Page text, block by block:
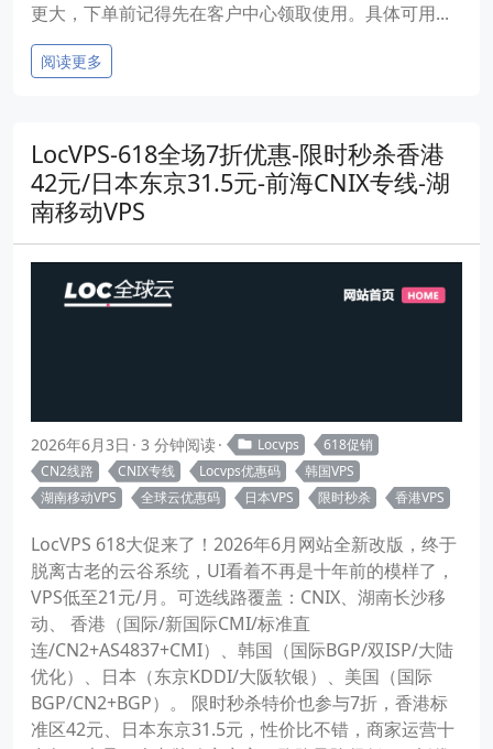
更大，下单前记得先在客户中心领取使用。具体可用...
阅读更多
LocVPS-618全场7折优惠-限时秒杀香港
42元/日本东京31.5元-前海CNIX专线-湖
南移动VPS
2026年6月3日 3 分钟阅读 Locvps
618促销
CN2线路
CNIX专线 Locvps优惠码
韩国VPS
湖南移动VPS
全球云优惠码 日本VPS 限时秒杀 香港VPS
LocVPS 618大促来了！2026年6月网站全新改版，终于
脱离古老的云谷系统，UI看着不再是十年前的模样了，
VPS低至21元/月。可选线路覆盖：CNIX、湖南长沙移
动、 香港（国际/新国际CMI/标准直
连/CN2+AS4837+CMI）、韩国（国际BGP/双ISP/大陆
优化）、日本（东京KDDI/大阪软银）、美国（国际
BGP/CN2+BGP）。 限时秒杀特价也参与7折，香港标
准区42元、日本东京31.5元，性价比不错，商家运营十